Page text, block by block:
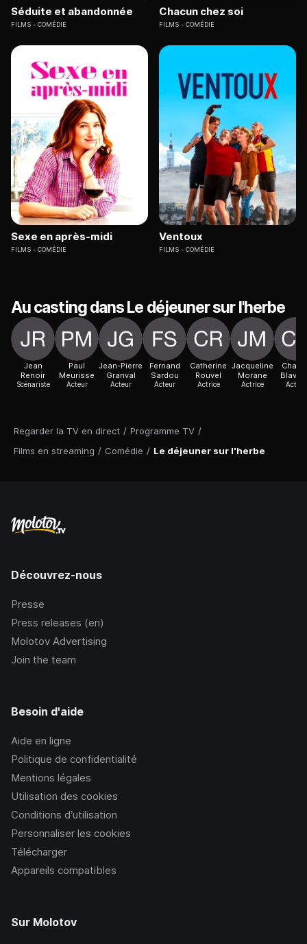
Regarder la TV en direct / Programme TV /
Films en streaming / Comédie / Le déjeuner sur l'herbe
Séduite et abandonnée
FILMS COMÉDIE
Chacun chez soi
FILMS COMÉDIE
Sexe en après-midi
FILMS COMÉDIE
Ventoux
FILMS COMÉDIE
Au casting dans Le déjeuner sur l'herbe
Jean
Renoir
Scénariste
Paul
Meurisse
Acteur
Jean-Pierre
Granval
Acteur
Fernand
Sardou
Acteur
Catherine
Rouvel
Actrice
Jacqueline
Morane
Actrice Acteur
Découvrez-nous
Presse
Press releases (en)
Molotov Advertising
Join the team
Besoin d'aide
Aide en ligne
Politique de confidentialité
Mentions légales
Utilisation des cookies
Conditions d’utilisation
Personnaliser les cookies
Télécharger
Appareils compatibles
Sur Molotov